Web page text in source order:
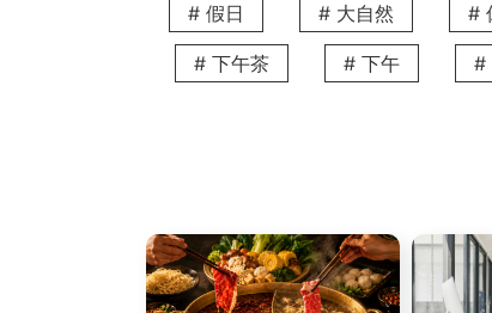
- 丹麥商業協會
中環幹諾道中19-20號馮氏大廈1樓
# 假日 # 大自然 #
# 下午茶 # 下午 #